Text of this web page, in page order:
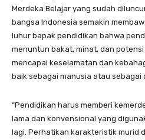
Merdeka Belajar yang sudah
bangsa Indonesia semakin
luhur bapak pendidikan bahwa
menuntun bakat, minat, dan
mencapai keselamatan dan
baik sebagai manusia atau sebagai
“Pendidikan harus memberi
lama dan konvensional yang
lagi. Perhatikan karakteristik murid